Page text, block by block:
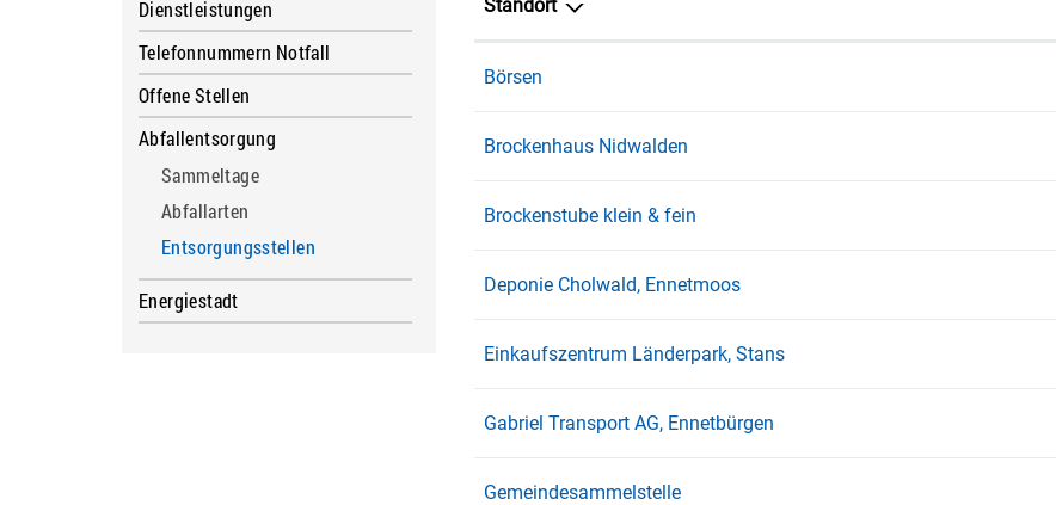
Dienstleistungen
Telefonnummern Notfall
Offene Stellen
Abfallentsorgung
Sammeltage
Abfallarten
Entsorgungsstellen
Energiestadt
Standort
Börsen
Brockenhaus Nidwalden
Brockenstube klein & fein
Deponie Cholwald, Ennetmoos
Einkaufszentrum Länderpark, Stans
Gabriel Transport AG, Ennetbürgen
Gemeindesammelstelle